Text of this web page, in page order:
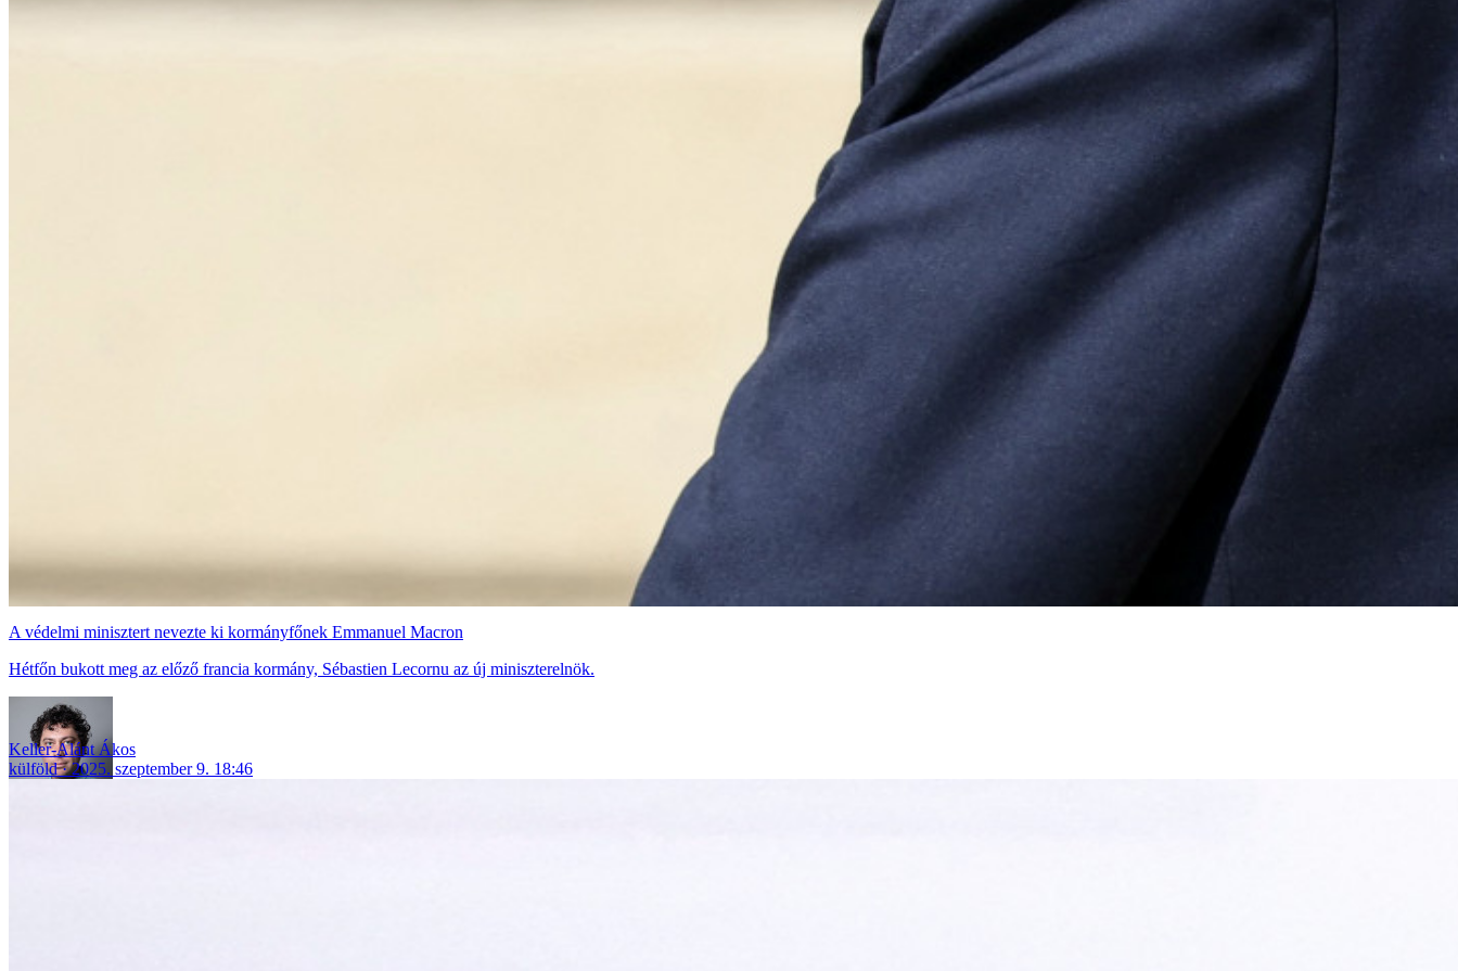
A védelmi minisztert nevezte ki kormányfőnek Emmanuel Macron
Hétfőn bukott meg az előző francia kormány, Sébastien Lecornu az új miniszterelnök.
Keller-Alánt Ákos
külföld
2025. szeptember 9. 18:46